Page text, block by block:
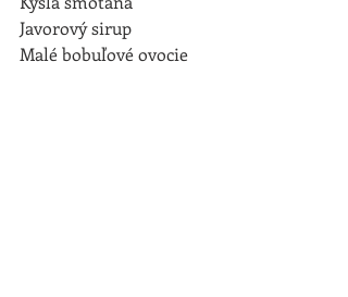
Javorový sirup
Malé bobuľové ovocie